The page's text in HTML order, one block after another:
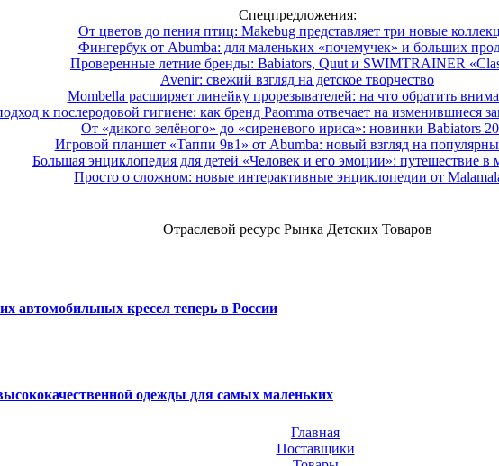
Спецпредложения:
От цветов до пения птиц: Makebug представляет три новые
Фингербук от Abumba: для маленьких «почемучек» и больших
Проверенные летние бренды: Babiators, Quut и SWIMTRAINER
Avenir: свежий взгляд на детское творчество
Mombella расширяет линейку прорезывателей: на что обратить
к послеродовой гигиене: как бренд Paomma отвечает на изменившиеся
От «дикого зелёного» до «сиреневого ириса»: новинки Babiators
Игровой планшет «Таппи 9в1» от Abumba: новый взгляд на
Большая энциклопедия для детей «Человек и его эмоции»: путешествие в
Просто о сложном: новые интерактивные энциклопедии от
Отраслевой ресурс Рынка Детских Товаров
автомобильных кресел теперь в России
одежды для самых маленьких
Главная
Поставщики